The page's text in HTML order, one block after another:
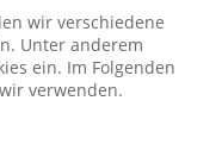
wir verschiedene
Unter anderem
ein. Im Folgenden
verwenden.